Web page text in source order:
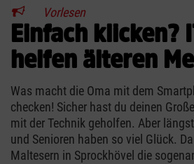
Vorlesen
Einfach klicken?
helfen älteren
Was macht die Oma mit dem
checken! Sicher hast du deinen
mit der Technik geholfen. Aber
und Senioren haben so viel Glück.
Maltesern in Sprockhövel die